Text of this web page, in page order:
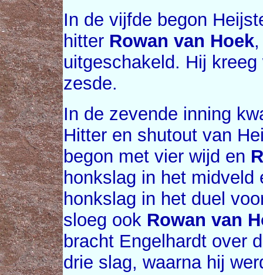
In de vijfde begon
hitter Rowan van Hoek,
uitgeschakeld. Hij
zesde.
In de zevende inning
Hitter en shutout van
begon met vier wijd en
honkslag in het
honkslag in het duel
sloeg ook Rowan van
bracht Engelhardt over
drie slag, waarna hij